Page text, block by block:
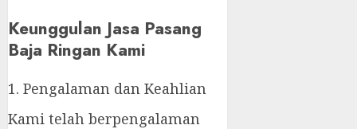
Keunggulan Jasa Pasang
Baja Ringan Kami
1. Pengalaman dan Keahlian
Kami telah berpengalaman